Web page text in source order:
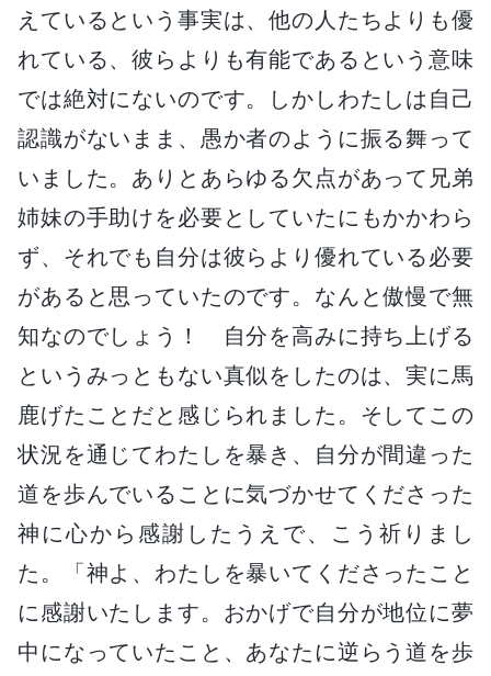
えているという事実は、他の人たちよりも優
れている、彼らよりも有能であるという意味
では絶対にないのです。しかしわたしは自己
認識がないまま、愚か者のように振る舞って
いました。ありとあらゆる欠点があって兄弟
姉妹の手助けを必要としていたにもかかわら
ず、それでも自分は彼らより優れている必要
があると思っていたのです。なんと傲慢で無
知なのでしょう！ 自分を高みに持ち上げる
というみっともない真似をしたのは、実に馬
鹿げたことだと感じられました。そしてこの
状況を通じてわたしを暴き、自分が間違った
道を歩んでいることに気づかせてくださった
神に心から感謝したうえで、こう祈りまし
た。「神よ、わたしを暴いてくださったこと
に感謝いたします。おかげで自分が地位に夢
中になっていたこと、あなたに逆らう道を歩